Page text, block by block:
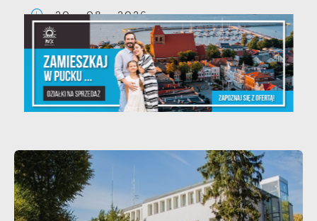
20 - 08 - 2026
Teatralne lato - Zdrowo i
kolorowo